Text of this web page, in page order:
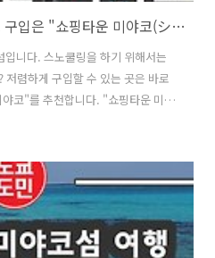
미야코섬에서 스노쿨링셋트 구입은 "쇼핑타운 미야코(ショッピングタウン宮古)"
니다. 스노쿨링을 하기 위해서는
렴하게 구입할 수 있는 곳은 바로
코"를 추천합니다. "쇼핑타운 미야
: 721 644 887*63 ・주소
어요. "쇼핑타운 미야코(ショッピ
핑타운 미야코입니다. "산에"라는
야코에는 의류부터 침구, 문구등
습니다. 이곳의 2층에 스노쿨링셋트
어른용까지 전부 있습니다. 15..